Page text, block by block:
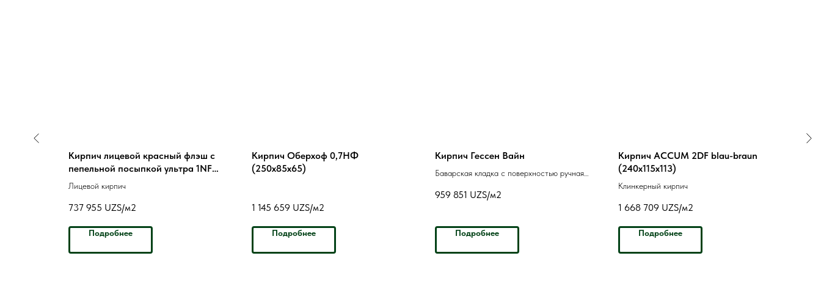
Кирпич лицевой красный флэш с
пепельной посыпкой ультра 1NF
рустик
Лицевой кирпич
737 955 UZS/м2
Подробнее
Кирпич Оберхоф 0,7НФ
(250х85х65)
1 145 659 UZS/м2
Подробнее
Кирпич Гессен Вайн
Баварская кладка с поверхностью ручная
959 851 UZS/м2
Подробнее
Кирпич ACCUM 2DF blau-braun
(240х115х113)
Клинкерный кирпич
1 668 709 UZS/м2
Подробнее